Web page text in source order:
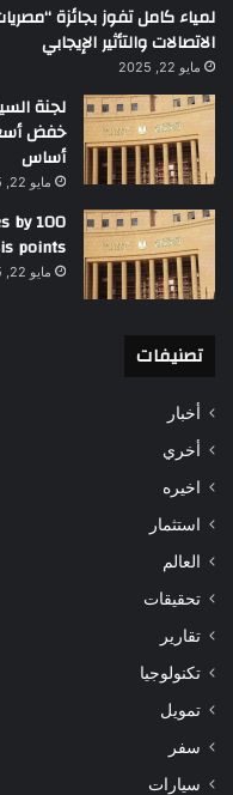
لمياء كامل تفوز بجائزة
الاتصالات والتأثير الإيجابي
مايو 22, 2025
لجنة
أساس
مايو 22, 2025
by 100
points
مايو 22, 2025
تصنيفات
أخبار
أخري
اخيره
استثمار
العالم
تحقيقات
تقارير
تكنولوجيا
تمويل
سفر
سيارات